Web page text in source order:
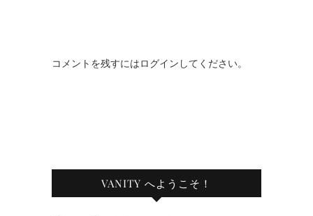
コメントを残すにはログインしてください。
VANITY へようこそ！